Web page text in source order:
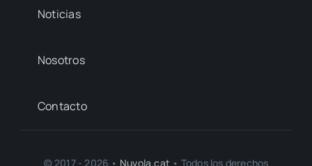
Noticias
Nosotros
Contacto
© 2017 - 2026 • Nuvola.cat • Todos los derechos